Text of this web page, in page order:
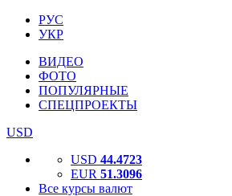
РУС
УКР
ВИДЕО
ФОТО
ПОПУЛЯРНЫЕ
СПЕЦПРОЕКТЫ
USD
USD 44.4723
EUR 51.3096
Все курсы валют